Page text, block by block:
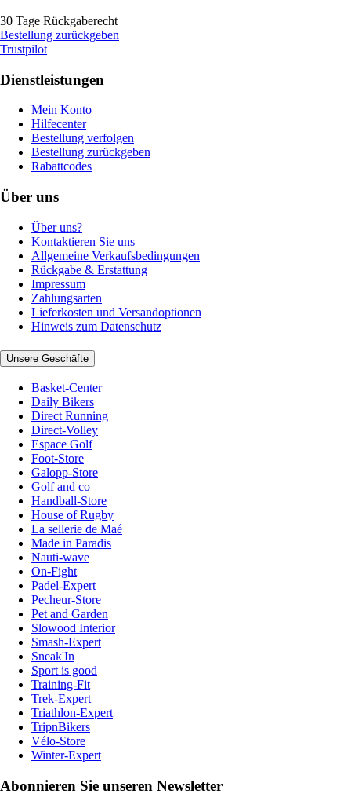
30 Tage Rückgaberecht
Bestellung zurückgeben
Trustpilot
Dienstleistungen
Mein Konto
Hilfecenter
Bestellung verfolgen
Bestellung zurückgeben
Rabattcodes
Über uns
Über uns?
Kontaktieren Sie uns
Allgemeine Verkaufsbedingungen
Rückgabe & Erstattung
Impressum
Zahlungsarten
Lieferkosten und Versandoptionen
Hinweis zum Datenschutz
Unsere Geschäfte
Basket-Center
Daily Bikers
Direct Running
Direct-Volley
Espace Golf
Foot-Store
Galopp-Store
Golf and co
Handball-Store
House of Rugby
La sellerie de Maé
Made in Paradis
Nauti-wave
On-Fight
Padel-Expert
Pecheur-Store
Pet and Garden
Slowood Interior
Smash-Expert
Sneak'In
Sport is good
Training-Fit
Trek-Expert
Triathlon-Expert
TripnBikers
Vélo-Store
Winter-Expert
Abonnieren Sie unseren Newsletter